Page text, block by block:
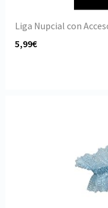
Liga Nupcial con
5,99€